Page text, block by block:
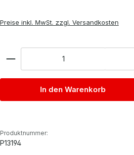
Preise inkl. MwSt. zzgl. Versandkosten
In den Warenkorb
Produktnummer:
P13194